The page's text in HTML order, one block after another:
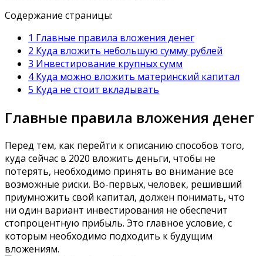
Содержание страницы:
1 Главные правила вложения денег
2 Куда вложить небольшую сумму рублей
3 Инвестирование крупных сумм
4 Куда можно вложить материнский капитал
5 Куда не стоит вкладывать
Главные правила вложения денег
Перед тем, как перейти к описанию способов того,
куда сейчас в 2020 вложить деньги, чтобы не
потерять, необходимо принять во внимание все
возможные риски. Во-первых, человек, решивший
приумножить свой капитал, должен понимать, что
ни один вариант инвестирования не обеспечит
стопроцентную прибыль. Это главное условие, с
которым необходимо подходить к будущим
вложениям.